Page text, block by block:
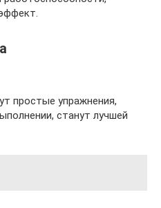
простые упражнения,
станут лучшей